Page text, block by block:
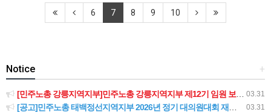
6 7 8 9 10
+
Notice
03.31
[민주노총 강릉지역지부]민주노총 강릉지역지부 제12기 임원 보궐선거결과 공고
03.31
[공고]민주노총 태백정선지역지부 2026년 정기 대의원대회 재소집 건